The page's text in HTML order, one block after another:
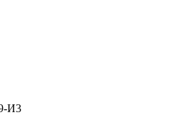
И3